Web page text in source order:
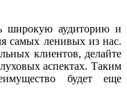
широкую аудиторию и
самых ленивых из нас.
клиентов, делайте
аспектах. Таким
будет еще